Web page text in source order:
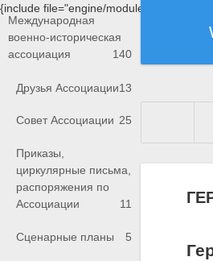
{include file="engine/modules/saperu/
Международная
военно-историческая
ассоциация
140
Друзья Ассоциации13
Совет Ассоциации 25
Приказы,
циркулярные письма,
распоряжения по
Ассоциации
11
Сценарные планы 5